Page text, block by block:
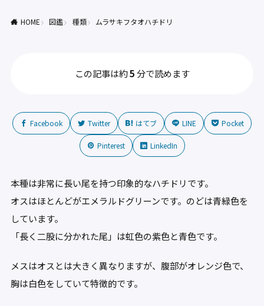
HOME 図鑑 種類 ムラサキフタオハチドリ
この記事は約5分で読めます
Facebook Twitter はてブ LINE Pocket
Pinterest LinkedIn
本種は非常に長い尾を持つ印象的なハチドリです。
オスはほとんどがエメラルドグリーンです。のどは青緑色を
しています。
「長く二股に分かれた尾」は虹色の紫色と青色です。
メスはオスとは大きく異なりますが、腹部がオレンジ色で、
胸は白色をしていて特徴的です。